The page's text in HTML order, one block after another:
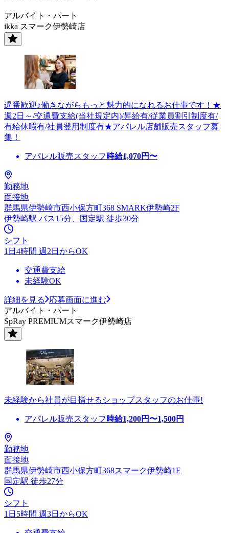
アルバイト・パート
ikka スマーク伊勢崎店
遅番歓迎♪働きながらもっと魅力的になれるお仕事です！★
週2日～/交通費支給(当社規定内)/昇給有/従業員割引制度有/
有給休暇有/社員登用制度有★アパレル店舗販売スタッフ募
集！
アパレル販売スタッフ 時給1,070円〜
勤務地
面接地
群馬県伊勢崎市西小保方町368 SMARK伊勢崎2F
伊勢崎駅 バス15分、国定駅 徒歩30分
シフト
1日4時間 週2日からOK
交通費支給
未経験OK
詳細を見る
応募画面に進む
アルバイト・パート
SpRay PREMIUMスマーク伊勢崎店
未経験から社員が目指せるショップスタッフのお仕事!
アパレル販売スタッフ 時給1,200円〜1,500円
勤務地
面接地
群馬県伊勢崎市西小保方町368スマーク伊勢崎1F
国定駅 徒歩27分
シフト
1日5時間 週3日からOK